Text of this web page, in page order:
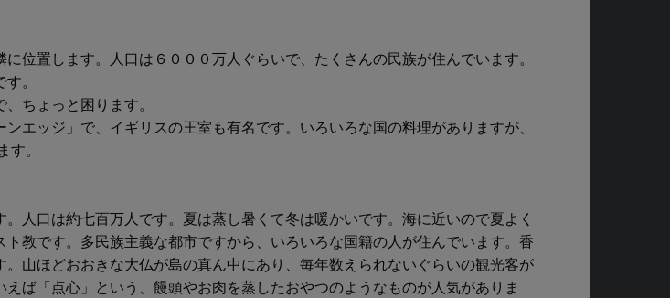
位置します。人口は６０００万人ぐらいで、たくさんの民族が住んでいます。
。
ちょっと困ります。
エッジ」で、イギリスの王室も有名です。いろいろな国の料理がありますが、
。
人口は約七百万人です。夏は蒸し暑くて冬は暖かいです。海に近いので夏よく
教です。多民族主義な都市ですから、いろいろな国籍の人が住んでいます。香
山ほどおおきな大仏が島の真ん中にあり、毎年数えられないぐらいの観光客が
ば「点心」という、饅頭やお肉を蒸したおやつのようなものが人気がありま